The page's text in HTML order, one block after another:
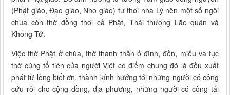
(Phật giáo, Đạo giáo, Nho giáo) từ thời nhà Lý nên một số ngôi
chùa còn thờ đồng thời cả Phật, Thái thượng Lão quân và
Khổng Tử.
Việc thờ Phật ở chùa, thờ thánh thần ở đình, đền, miếu và tục
thờ cúng tổ tiên của người Việt có điểm chung đó là đều xuất
phát từ lòng biết ơn, thành kính hướng tới những người có công
cứu rỗi cho cộng đồng, địa phương, những người có công tái